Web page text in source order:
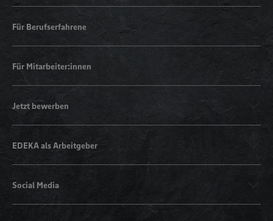
Für Berufserfahrene
Für Mitarbeiter:innen
Jetzt bewerben
EDEKA als Arbeitgeber
Social Media